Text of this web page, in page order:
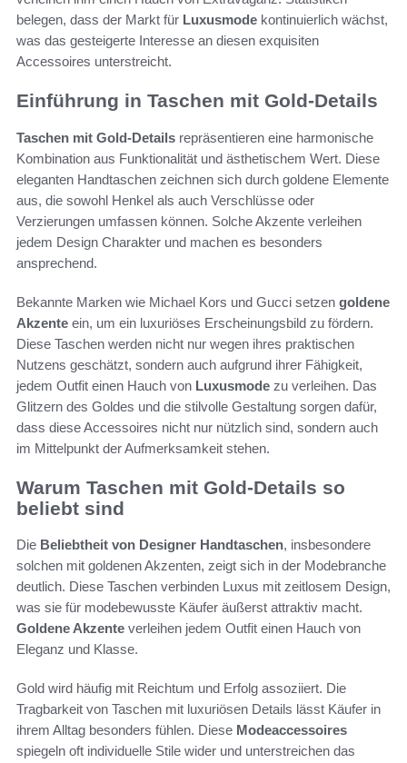
belegen, dass der Markt für Luxusmode kontinuierlich wächst,
was das gesteigerte Interesse an diesen exquisiten
Accessoires unterstreicht.
Einführung in Taschen mit Gold-Details
Taschen mit Gold-Details repräsentieren eine harmonische
Kombination aus Funktionalität und ästhetischem Wert. Diese
eleganten Handtaschen zeichnen sich durch goldene Elemente
aus, die sowohl Henkel als auch Verschlüsse oder
Verzierungen umfassen können. Solche Akzente verleihen
jedem Design Charakter und machen es besonders
ansprechend.
Bekannte Marken wie Michael Kors und Gucci setzen goldene
Akzente ein, um ein luxuriöses Erscheinungsbild zu fördern.
Diese Taschen werden nicht nur wegen ihres praktischen
Nutzens geschätzt, sondern auch aufgrund ihrer Fähigkeit,
jedem Outfit einen Hauch von Luxusmode zu verleihen. Das
Glitzern des Goldes und die stilvolle Gestaltung sorgen dafür,
dass diese Accessoires nicht nur nützlich sind, sondern auch
im Mittelpunkt der Aufmerksamkeit stehen.
Warum Taschen mit Gold-Details so
beliebt sind
Die Beliebtheit von Designer Handtaschen, insbesondere
solchen mit goldenen Akzenten, zeigt sich in der Modebranche
deutlich. Diese Taschen verbinden Luxus mit zeitlosem Design,
was sie für modebewusste Käufer äußerst attraktiv macht.
Goldene Akzente verleihen jedem Outfit einen Hauch von
Eleganz und Klasse.
Gold wird häufig mit Reichtum und Erfolg assoziiert. Die
Tragbarkeit von Taschen mit luxuriösen Details lässt Käufer in
ihrem Alltag besonders fühlen. Diese Modeaccessoires
spiegeln oft individuelle Stile wider und unterstreichen das